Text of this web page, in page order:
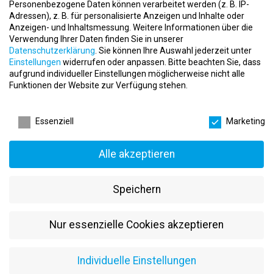
Du verfügst über eine Qualifikation als Fitnessinstruktor
(m/w/d) mit Anerkennung durchQualitop Schweiz (eine
Fitnesstrainer B-Lizenz ist nicht ausreichend)
Du bringst eine hohe Affinität zu Sport, Fitness, Gesundheit und
Verkauf mit
Du verfügst über sehr gute Deutschkenntnisse (mind. B2)
Du verfügst über ein hohes Verantwortungsbewusstsein und
bist bereit, stellvertretende Aufgaben des Clubmanagers zu
Du bringst ein Interesse an Group Fitness Kursen mit und
könntest dir vorstellen, diese nach einer internen Weiterbildung
in der Zukunft selbständig zu leiten
Du hast Freude am Kundenkontakt und arbeitest gerne mit
Menschen
Du bist selbstständig, arbeitest aber gerne im Team
Wir bezahlen ein branchengerechtes Salär und bieten weitere
Personenbezogene Daten können verarbeitet werden (z. B. IP-
Adressen), z. B. für personalisierte Anzeigen und Inhalte oder
Anzeigen- und Inhaltsmessung. Weitere Informationen über die
Verwendung Ihrer Daten finden Sie in unserer
Datenschutzerklärung Sie können Ihre Auswahl jederzeit unter
Einstellungen widerrufen oder anpassen. Bitte beachten Sie, dass
aufgrund individueller Einstellungen möglicherweise nicht alle
Funktionen der Website zur Verfügung stehen.
Essenziell
Marketing
Alle akzeptieren
Speichern
Nur essenzielle Cookies akzeptieren
Individuelle Einstellungen